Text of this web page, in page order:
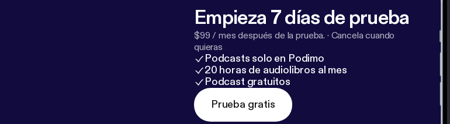
Empieza 7 días de prueba
$99 / mes después de la prueba. · Cancela cuando
quieras
Podcasts solo en Podimo
20 horas de audiolibros al mes
Podcast gratuitos
Prueba gratis